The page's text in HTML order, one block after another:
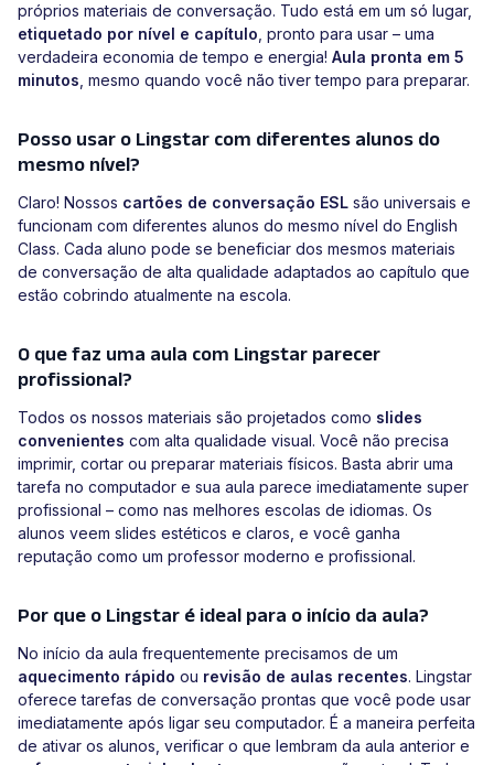
próprios materiais de conversação. Tudo está em um só lugar,
etiquetado por nível e capítulo, pronto para usar – uma
verdadeira economia de tempo e energia! Aula pronta em 5
minutos, mesmo quando você não tiver tempo para preparar.
Posso usar o Lingstar com diferentes alunos do
mesmo nível?
Claro! Nossos cartões de conversação ESL são universais e
funcionam com diferentes alunos do mesmo nível do English
Class. Cada aluno pode se beneficiar dos mesmos materiais
de conversação de alta qualidade adaptados ao capítulo que
estão cobrindo atualmente na escola.
O que faz uma aula com Lingstar parecer
profissional?
Todos os nossos materiais são projetados como slides
convenientes com alta qualidade visual. Você não precisa
imprimir, cortar ou preparar materiais físicos. Basta abrir uma
tarefa no computador e sua aula parece imediatamente super
profissional – como nas melhores escolas de idiomas. Os
alunos veem slides estéticos e claros, e você ganha
reputação como um professor moderno e profissional.
Por que o Lingstar é ideal para o início da aula?
No início da aula frequentemente precisamos de um
aquecimento rápido ou revisão de aulas recentes. Lingstar
oferece tarefas de conversação prontas que você pode usar
imediatamente após ligar seu computador. É a maneira perfeita
de ativar os alunos, verificar o que lembram da aula anterior e